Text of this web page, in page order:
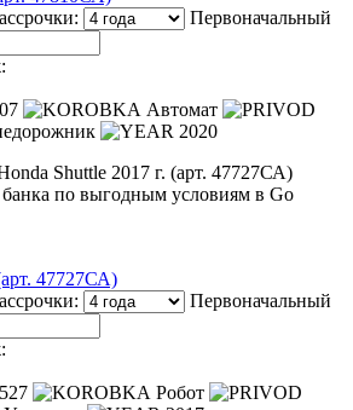
Первоначальный
Автомат
2020
47727СА)
Первоначальный
Робот